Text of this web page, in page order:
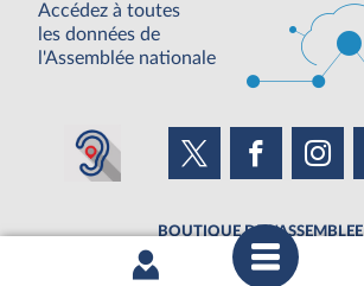
Accédez à toutes
les données de
l'Assemblée nationale
BOUTIQUE DE L'ASSEMBLEE
UNE SEMAINE À L'ASSEMBLÉE